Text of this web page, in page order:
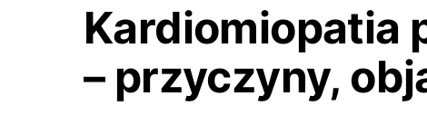
Kardiomiopatia
– przyczyny,